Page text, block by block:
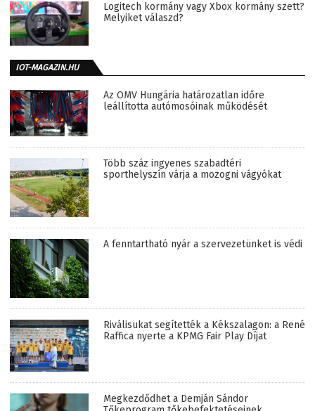
Logitech kormány vagy Xbox kormány szett?
Melyiket válaszd?
IOT-MAGAZIN.HU
Az OMV Hungária határozatlan időre
leállította autómosóinak működését
Több száz ingyenes szabadtéri
sporthelyszín várja a mozogni vágyókat
A fenntartható nyár a szervezetünket is védi
Riválisukat segítették a Kékszalagon: a René
Raffica nyerte a KPMG Fair Play Díjat
Megkezdődhet a Demján Sándor